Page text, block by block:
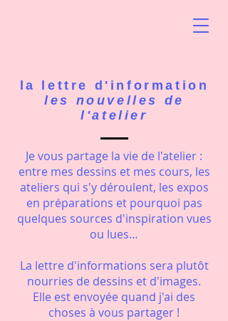
la lettre d'information
les nouvelles de
l'atelier
Je vous partage la vie de l'atelier :
entre mes dessins et mes cours, les
ateliers qui s'y déroulent, les expos
en préparations et pourquoi pas
quelques sources d'inspiration vues
ou lues…
La lettre d'informations sera plutôt
nourries de dessins et d'images.
Elle est envoyée quand j'ai des
choses à vous partager !